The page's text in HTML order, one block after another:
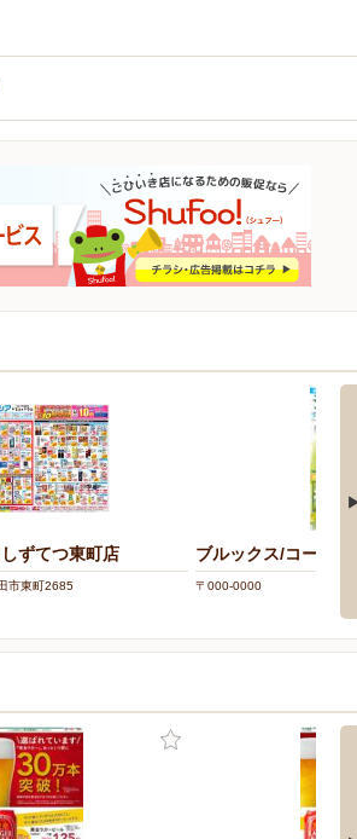
ずてつ東町店
市東町2685
ブルックス/コーヒー
〒000-0000